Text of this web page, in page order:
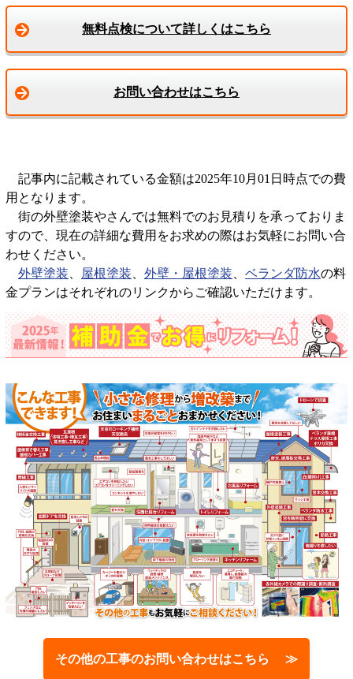
無料点検について詳しくはこちら
お問い合わせはこちら
記事内に記載されている金額は2025年10月01日時点での費
用となります。
街の外壁塗装やさんでは無料でのお見積りを承っておりま
すので、現在の詳細な費用をお求めの際はお気軽にお問い合
わせください。
外壁塗装
屋根塗装 外壁・屋根塗装 ベランダ防水の料
金プランはそれぞれのリンクからご確認いただけます。
その他の工事のお問い合わせはこちら ≫